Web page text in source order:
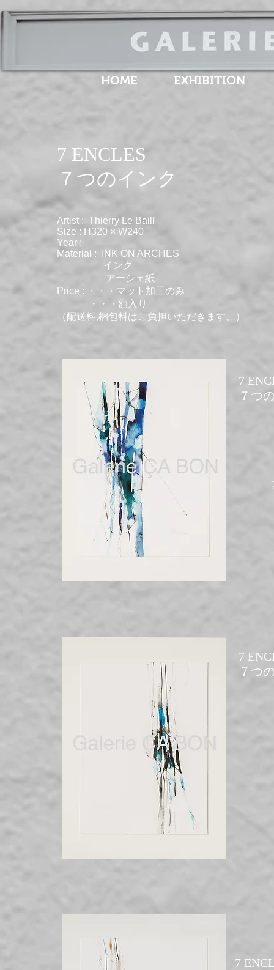
HOME EXHIBITION
7 ENCLES
​７つのインク
Artist : Thierry Le Baill
Size : H320 × W240
Year :
Material : INK ON ARCHES
インク
アーシェ紙
Price : ・・・マット加工のみ
・・・額入り
（配送料,梱包料はご負担いただきます。）
7
７つ
7
７つ
7